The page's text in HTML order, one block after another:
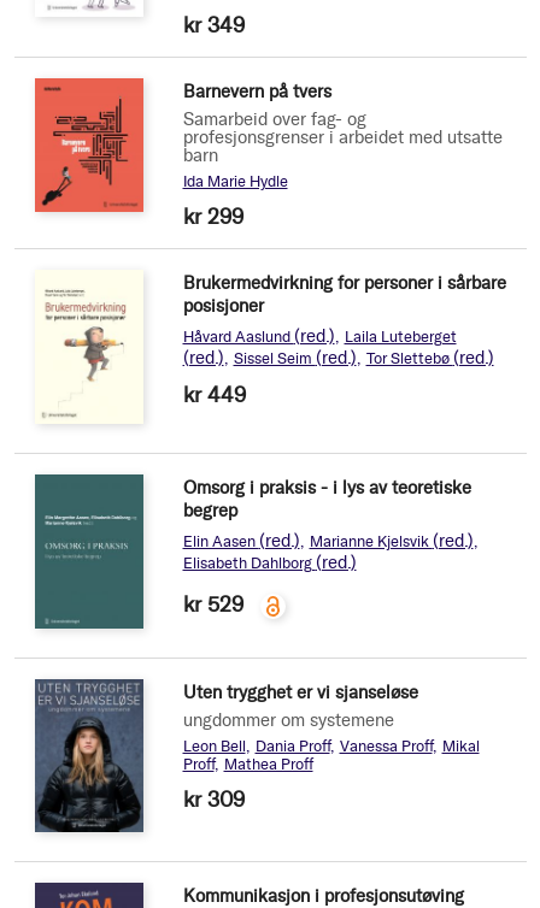
kr 349
Barnevern på tvers
Samarbeid over fag- og
profesjonsgrenser i arbeidet med utsatte
barn
Ida Marie Hydle
kr 299
Brukermedvirkning for personer i sårbare
posisjoner
Håvard Aaslund (red.) Laila Luteberget
(red.) Sissel Seim (red.) Tor Slettebø (red.)
kr 449
Omsorg i praksis - i lys av teoretiske
begrep
Elin Aasen (red.) Marianne Kjelsvik (red.)
Elisabeth Dahlborg (red.)
kr 529
Uten trygghet er vi sjanseløse
ungdommer om systemene
Leon Bell Dania Proff Vanessa Proff
Mikal
Proff
Mathea Proff
kr 309
Kommunikasjon i profesjonsutøving